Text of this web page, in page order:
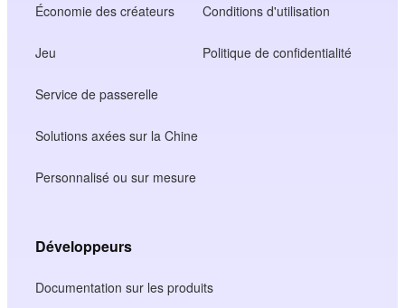
Économie des créateurs
Jeu
Service de passerelle
Solutions axées sur la Chine
Personnalisé ou sur mesure
Conditions d'utilisation
Politique de confidentialité
Développeurs
Documentation sur les produits